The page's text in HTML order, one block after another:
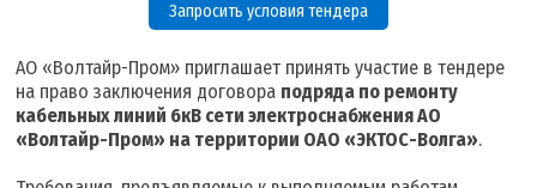
Запросить условия тендера
АО «Волтайр-Пром» приглашает принять участие в тендере
на право заключения договора подряда по ремонту
кабельных линий 6кВ сети электроснабжения АО
«Волтайр-Пром» на территории ОАО «ЭКТОС-Волга».